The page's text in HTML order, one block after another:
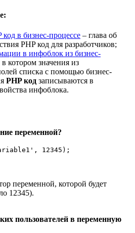
в бизнес-процессе – глава об
PHP код для разработчиков;
в инфоблок из бизнес-
котором значения из
списка с помощью бизнес-
PHP код записываются в
инфоблока.
переменной?
12345);
переменной, которой будет
12345).
пользователей в переменную